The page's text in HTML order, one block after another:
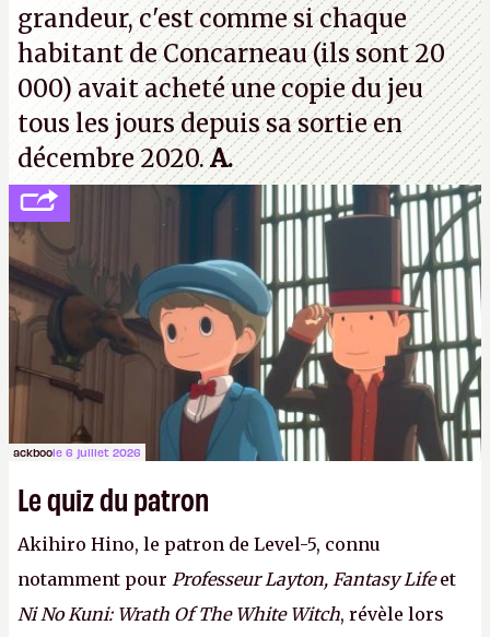
grandeur, c'est comme si chaque
habitant de Concarneau (ils sont 20
000) avait acheté une copie du jeu
tous les jours depuis sa sortie en
décembre 2020.A.
ackboole 6 juillet 2026
Le quiz du patron
Akihiro Hino, le patron de Level-5, connu
notamment pour Professeur Layton, Fantasy Lifeet
Ni No Kuni: Wrath Of The White Witch, révèle lors